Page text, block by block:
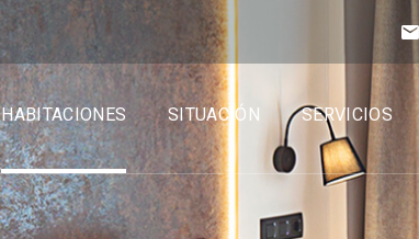
HABITACIONES SITUACIÓN SERVICIOS